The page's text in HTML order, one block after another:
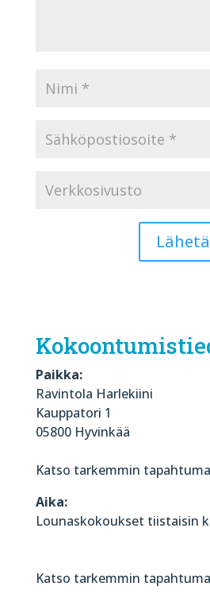
Paikka:
Ravintola Harlekiini
Kauppatori 1
05800 Hyvinkää
Katso tarkemmin
Aika:
Lounaskokoukset tiistaisin
Katso tarkemmin